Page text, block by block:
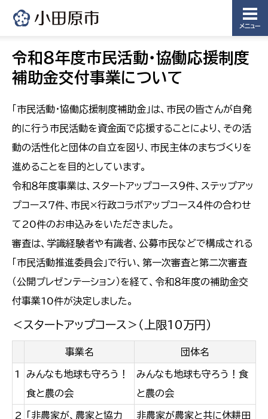
メニュー
令和８年度市民活動・協働応援制度
補助金交付事業について
「市民活動・協働応援制度補助金」は、市民の皆さんが自発
的に行う市民活動を資金面で応援することにより、その活
動の活性化と団体の自立を図り、市民主体のまちづくりを
進めることを目的としています。
令和８年度事業は、スタートアップコース９件、ステップアッ
プコース７件、市民×行政コラボアップコース４件の合わせ
て20件のお申込みをいただきました。
審査は、学識経験者や有識者、公募市民などで構成される
「市民活動推進委員会」で行い、第一次審査と第二次審査
（公開プレゼンテーション）を経て、令和８年度の補助金交
付事業10件が決定しました。
＜スタートアップコース＞（上限10万円）
事業名 団体名
1
みんなも地球も守ろう！
食と農の会
みんなも地球も守ろう！食
と農の会
2
「非農家が、農家と協力
非農家が農家と共に休耕田